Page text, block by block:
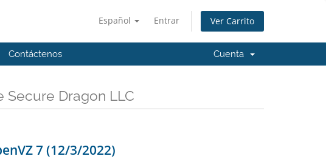
Español Entrar Ver Carrito
Contáctenos Cuenta
Secure Dragon LLC
7 (12/3/2022)